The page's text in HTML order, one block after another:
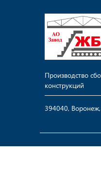
Производство
конструкций
394040, Воронеж,